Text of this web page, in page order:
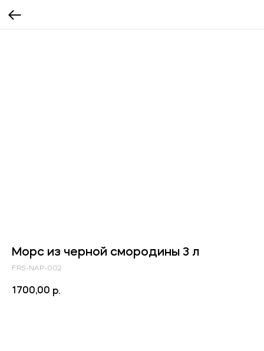
Морс из черной смородины 3 л
FRS-NAP-002
1700,00 р.